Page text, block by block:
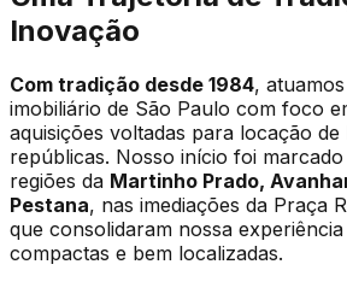
Inovação
Com tradição desde 1984,
imobiliário de São Paulo com foco
aquisições voltadas para locação de
repúblicas. Nosso início foi
regiões da Martinho Prado,
Pestana, nas imediações da Praça
que consolidaram nossa
compactas e bem localizadas.